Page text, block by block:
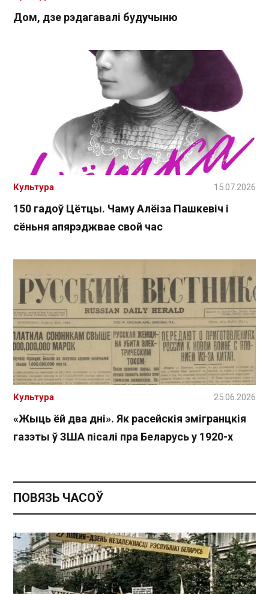
Дом, дзе рэдагавалі будучыню
150 гадоў Цётцы. Чаму Алёіза Пашкевіч і
сёньня апярэджвае свой час
Культура 15.07.2026
«Жыць ёй два дні». Як расейскія эмігранцкія
газэты ў ЗША пісалі пра Беларусь у 1920-х
Культура 25.06.2026
ПОВЯЗЬ ЧАСОЎ